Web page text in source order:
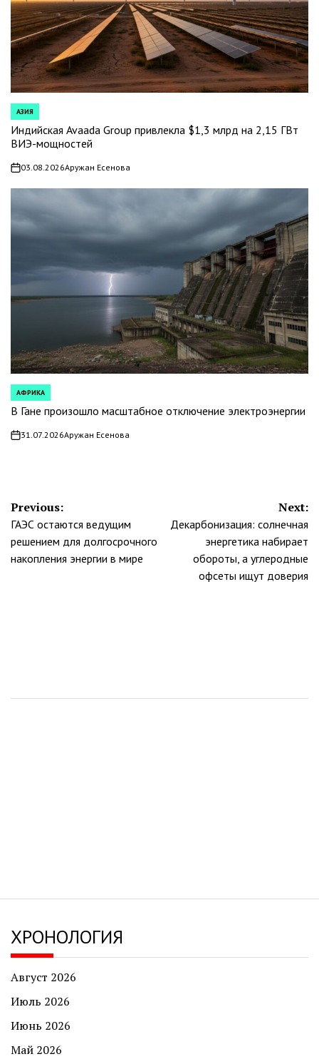
POSTED
IN
АЗИЯ
Индийская Avaada Group привлекла $1,3 млрд на 2,15 ГВт
ВИЭ-мощностей
on03.08.2026Аружан Есенова
POSTED
IN
АФРИКА
В Гане произошло масштабное отключение электроэнергии
on31.07.2026Аружан Есенова
Навигация
по
записям
Previous:
ГАЭС остаются ведущим
решением для долгосрочного
накопления энергии в мире
Next:
Декарбонизация: солнечная
энергетика набирает
обороты, а углеродные
офсеты ищут доверия
ХРОНОЛОГИЯ
Август 2026
Июль 2026
Июнь 2026
Май 2026